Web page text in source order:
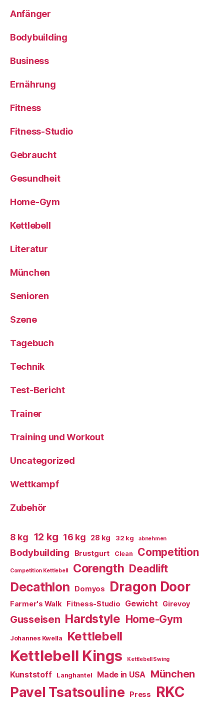
Anfänger
Bodybuilding
Business
Ernährung
Fitness
Fitness-Studio
Gebraucht
Gesundheit
Home-Gym
Kettlebell
Literatur
München
Senioren
Szene
Tagebuch
Technik
Test-Bericht
Trainer
Training und Workout
Uncategorized
Wettkampf
Zubehör
8 kg 12 kg 16 kg 28 kg 32 kg abnehmen
Bodybuilding Brustgurt Clean Competition
Competition Kettlebell Corength Deadlift
Decathlon Domyos Dragon Door
Farmer's Walk Fitness-Studio Gewicht Girevoy
Gusseisen Hardstyle Home-Gym
Johannes Kwella Kettlebell
Kettlebell Kings Kettlebell Swing
Kunststoff Langhantel Made in USA München
Pavel Tsatsouline Press RKC